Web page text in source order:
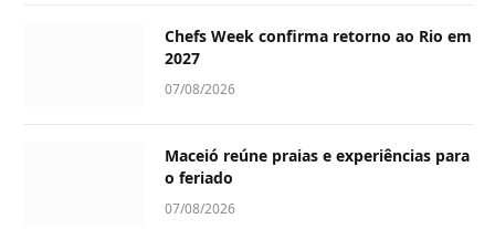
Chefs Week confirma retorno ao Rio em
2027
07/08/2026
Maceió reúne praias e experiências para
o feriado
07/08/2026